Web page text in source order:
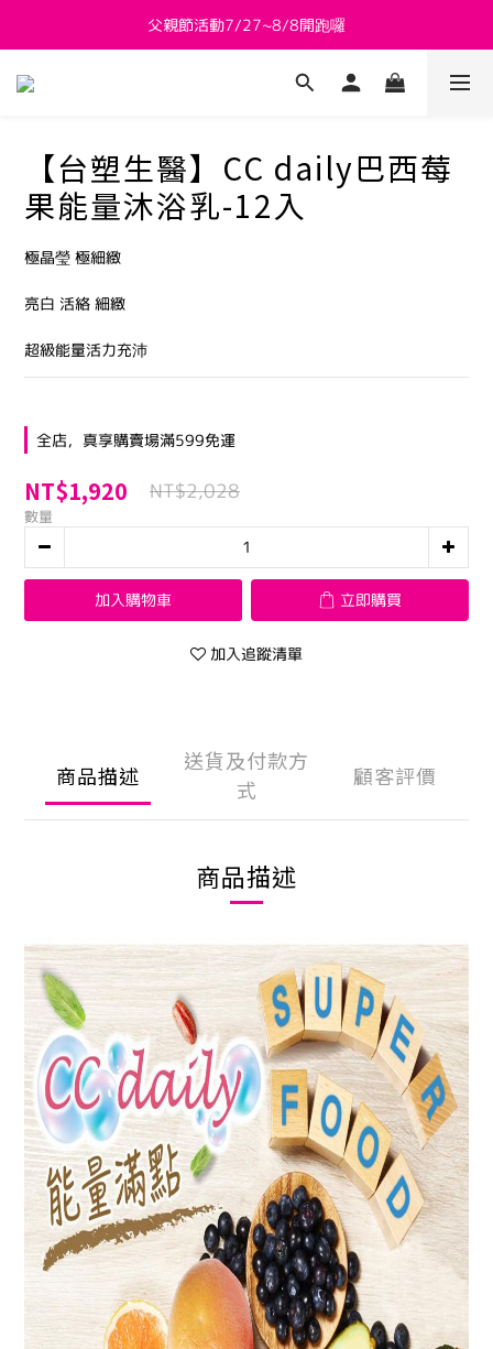
新會員送 $800購物金
新會員送 $800購物金
父親節活動7/27~8/8開跑囉
【台塑生醫】CC daily巴西莓
果能量沐浴乳-12入
極晶瑩 極細緻
亮白 活絡 細緻
超級能量活力充沛
全店，真享購賣場滿599免運
NT$1,920 NT$2,028
數量
加入購物車 立即購買
加入追蹤清單
商品描述
送貨及付款方
式
顧客評價
商品描述